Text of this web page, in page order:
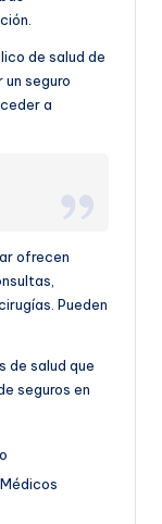
de salud de
seguro
a
ofrecen
Pueden
de salud que
seguros en